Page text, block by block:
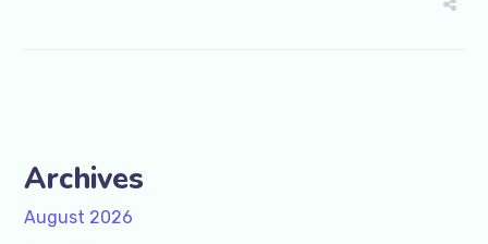
Archives
August 2026